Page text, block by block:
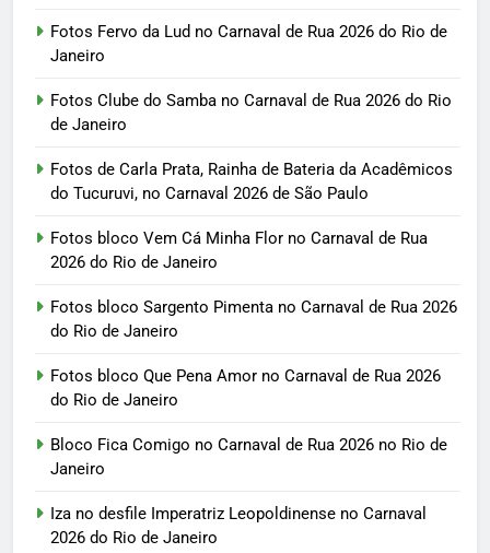
Fotos Fervo da Lud no Carnaval de Rua 2026 do Rio de
Janeiro
Fotos Clube do Samba no Carnaval de Rua 2026 do Rio
de Janeiro
Fotos de Carla Prata, Rainha de Bateria da Acadêmicos
do Tucuruvi, no Carnaval 2026 de São Paulo
Fotos bloco Vem Cá Minha Flor no Carnaval de Rua
2026 do Rio de Janeiro
Fotos bloco Sargento Pimenta no Carnaval de Rua 2026
do Rio de Janeiro
Fotos bloco Que Pena Amor no Carnaval de Rua 2026
do Rio de Janeiro
Bloco Fica Comigo no Carnaval de Rua 2026 no Rio de
Janeiro
Iza no desfile Imperatriz Leopoldinense no Carnaval
2026 do Rio de Janeiro